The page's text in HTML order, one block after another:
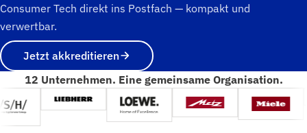
Consumer Tech direkt ins Postfach — kompakt und
verwertbar.
Jetzt akkreditieren
12 Unternehmen. Eine gemeinsame Organisation.